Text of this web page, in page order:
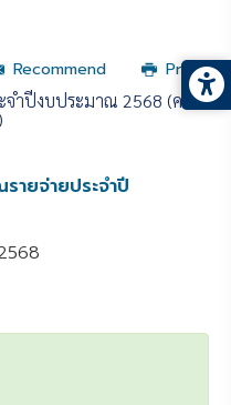
Recommend
Print
จำปีงบประมาณ 2568 (ครั้ง
ายจ่ายประจำปี